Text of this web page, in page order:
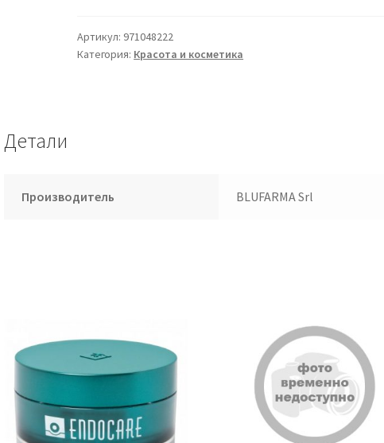
Эозина
Фл. 50
Артикул: 971048222
Категория: Красота и косметика
Детали
Производитель BLUFARMA Srl